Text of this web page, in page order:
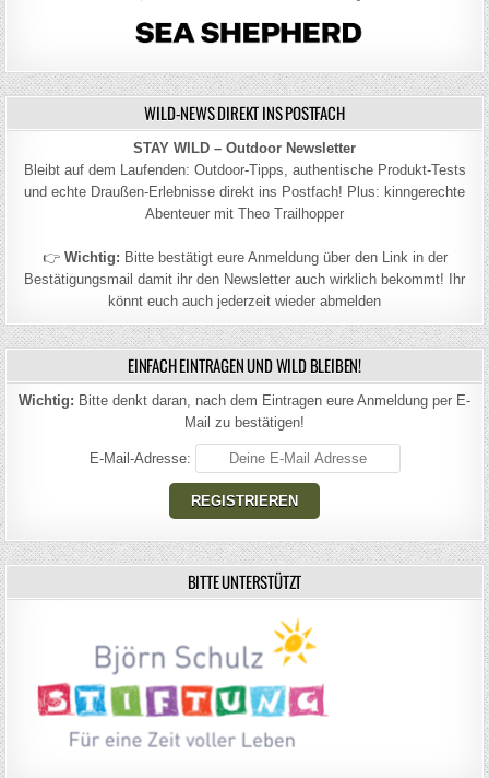
WILD-NEWS DIREKT INS POSTFACH
STAY WILD – Outdoor Newsletter
Bleibt auf dem Laufenden: Outdoor-Tipps, authentische Produkt-Tests
und echte Draußen-Erlebnisse direkt ins Postfach! Plus: kinngerechte
Abenteuer mit Theo Trailhopper
👉 Wichtig: Bitte bestätigt eure Anmeldung über den Link in der
Bestätigungsmail damit ihr den Newsletter auch wirklich bekommt! Ihr
könnt euch auch jederzeit wieder abmelden
EINFACH EINTRAGEN UND WILD BLEIBEN!
Wichtig: Bitte denkt daran, nach dem Eintragen eure Anmeldung per E-
Mail zu bestätigen!
E-Mail-Adresse:
BITTE UNTERSTÜTZT